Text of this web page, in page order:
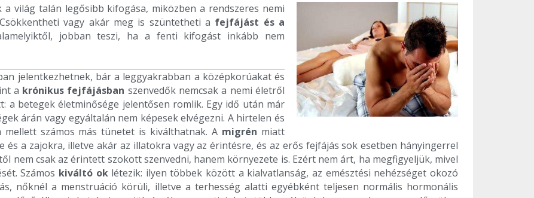
világ talán legősibb kifogása, miközben a rendszeres nemi
vagy akár meg is szüntetheti a fejfájást és a
jobban teszi, ha a fenti kifogást inkább nem
jelentkezhetnek, bár a leggyakrabban a középkorúakat és
a krónikus fejfájásban szenvedők nemcsak a nemi életről
a betegek életminősége jelentősen romlik. Egy idő után már
árán vagy egyáltalán nem képesek elvégezni. A hirtelen és
számos más tünetet is kiválthatnak. A migrén miatt
és a zajokra, illetve akár az illatokra vagy az érintésre, és az erős fejfájás sok esetben hányingerrel
nem csak az érintett szokott szenvedni, hanem környezete is. Ezért nem árt, ha megfigyeljük, mivel
Számos kiváltó oklétezik: ilyen többek között a kialvatlanság, az emésztési nehézséget okozó
nőknél a menstruáció körüli, illetve a terhesség alatti egyébként teljesen normális hormonális